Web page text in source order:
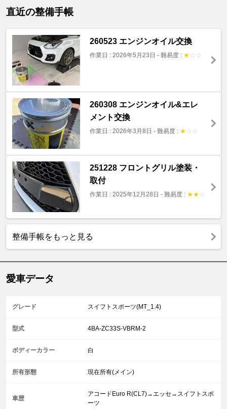
直近の整備手帳
260523 エンジンオイル交換
作業日 : 2026年5月23日 - 難易度 : ★ ☆ ☆
260308 エンジンオイル&エレ
メント交換
作業日 : 2026年3月8日 - 難易度 : ★ ☆ ☆
251228 フロントグリル塗装・
取付
作業日 : 2025年12月28日 - 難易度 : ★★ ☆
整備手帳をもっと見る
愛車データ
グレード スイフトスポーツ(MT_1.4)
型式 4BA-ZC33S-VBRM-2
ボディーカラー 白
所有形態 現在所有(メイン)
車歴
アコードEuro R(CL7)→エッセ→スイフトスポ
ーツ